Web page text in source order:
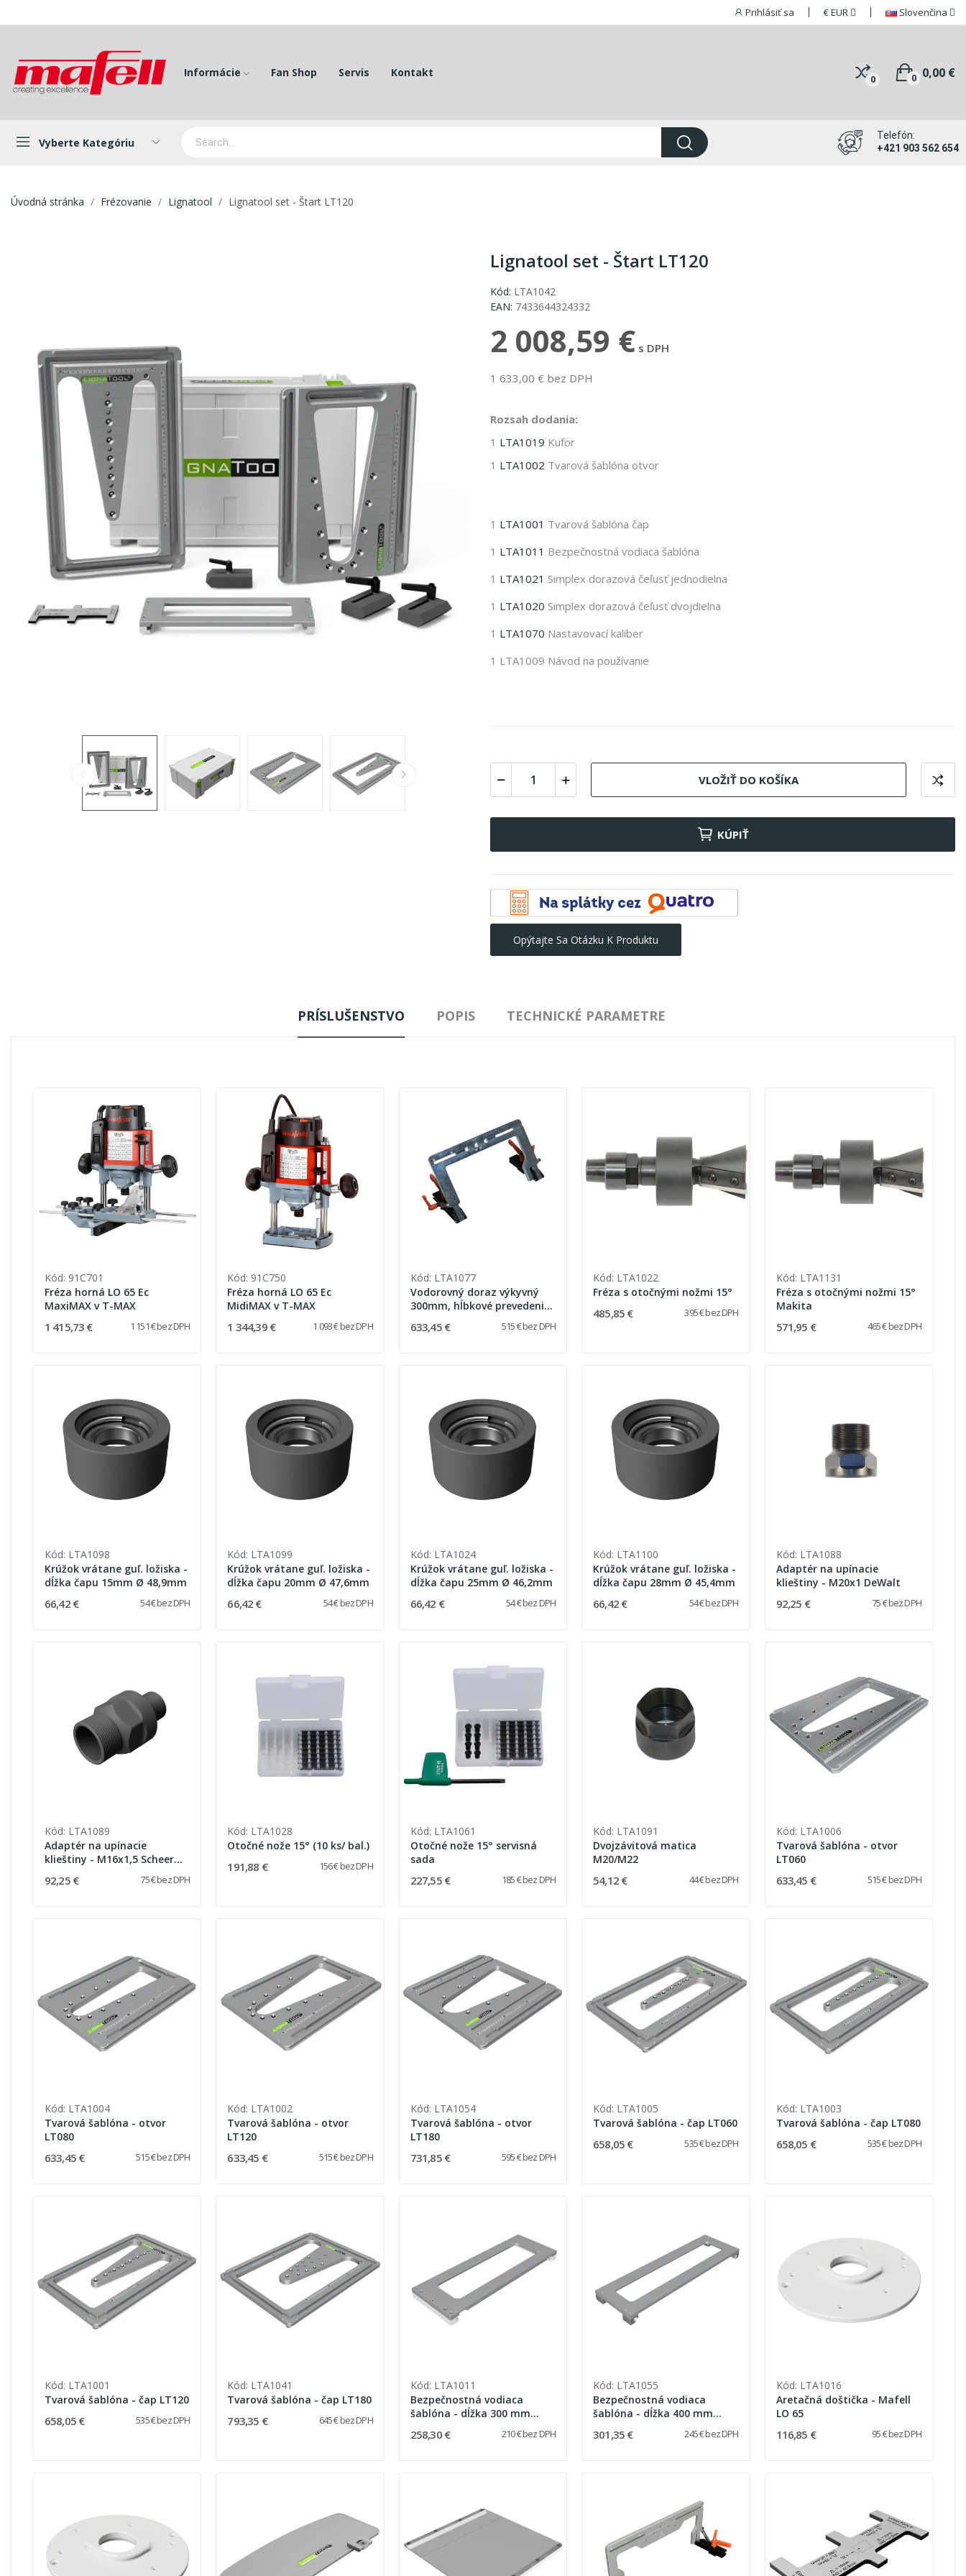
Prihlásiť sa €EUR Slovenčina
Informácie Fan Shop Servis Kontakt
0 0,00 €
0
Vyberte Kategóriu
Telefón:
+421 903 562 654
Úvodná stránka Frézovanie Lignatool Lignatool set - Štart LT120
Lignatool set - Štart LT120
Kód: LTA1042
EAN: 7433644324332
2 008,59 € s DPH
1 633,00 € bez DPH
Rozsah dodania:
1 LTA1019 Kufor
1 LTA1002 Tvarová šablóna otvor
1 LTA1001 Tvarová šablóna čap
1 LTA1011 Bezpečnostná vodiaca šablóna
1 LTA1021 Simplex dorazová čeľusť jednodielna
1 LTA1020 Simplex dorazová čeľusť dvojdielna
1 LTA1070 Nastavovací kaliber
1 LTA1009 Návod na používanie
VLOŽIŤ DO KOŠÍKA
KÚPIŤ
Opýtajte Sa Otázku K Produktu
PRÍSLUŠENSTVO POPIS TECHNICKÉ PARAMETRE
Kód: 91C701
Fréza horná LO 65 Ec
MaxiMAX v T-MAX
1 415,73 € 1 151 € bez DPH
Kód: 91C750
Fréza horná LO 65 Ec
MidiMAX v T-MAX
1 344,39 € 1 093 € bez DPH
Kód: LTA1077
Vodorovný doraz výkyvný
300mm, hĺbkové prevedenie
LT120)
633,45 € 515 € bez DPH
Kód: LTA1022
Fréza s otočnými nožmi 15°
485,85 € 395 € bez DPH
Kód: LTA1131
Fréza s otočnými nožmi 15°
Makita
571,95 € 465 € bez DPH
Kód: LTA1098
Krúžok vrátane guľ. ložiska -
dĺžka čapu 15mm Ø 48,9mm
66,42 € 54 € bez DPH
Kód: LTA1099
Krúžok vrátane guľ. ložiska -
dĺžka čapu 20mm Ø 47,6mm
66,42 € 54 € bez DPH
Kód: LTA1024
Krúžok vrátane guľ. ložiska -
dĺžka čapu 25mm Ø 46,2mm
66,42 € 54 € bez DPH
Kód: LTA1100
Krúžok vrátane guľ. ložiska -
dĺžka čapu 28mm Ø 45,4mm
66,42 € 54 € bez DPH
Kód: LTA1088
Adaptér na upínacie
klieštiny - M20x1 DeWalt
92,25 € 75 € bez DPH
Kód: LTA1089
Adaptér na upínacie
klieštiny - M16x1,5 Scheer
92,25 € 75 € bez DPH
Kód: LTA1028
Otočné nože 15° (10 ks/ bal.)
191,88 € 156 € bez DPH
Kód: LTA1061
Otočné nože 15° servisná
sada
227,55 € 185 € bez DPH
Kód: LTA1091
Dvojzávitová matica
M20/M22
54,12 € 44 € bez DPH
Kód: LTA1006
Tvarová šablóna - otvor
LT060
633,45 € 515 € bez DPH
Kód: LTA1004
Tvarová šablóna - otvor
LT080
633,45 € 515 € bez DPH
Kód: LTA1002
Tvarová šablóna - otvor
LT120
633,45 € 515 € bez DPH
Kód: LTA1054
Tvarová šablóna - otvor
LT180
731,85 € 595 € bez DPH
Kód: LTA1005
Tvarová šablóna - čap LT060
658,05 € 535 € bez DPH
Kód: LTA1003
Tvarová šablóna - čap LT080
658,05 € 535 € bez DPH
Kód: LTA1001
Tvarová šablóna - čap LT120
658,05 € 535 € bez DPH
Kód: LTA1041
Tvarová šablóna - čap LT180
793,35 € 645 € bez DPH
Kód: LTA1011
Bezpečnostná vodiaca
šablóna - dĺžka 300 mm
(LT060 / LT080 / LT120)
258,30 € 210 € bez DPH
Kód: LTA1055
Bezpečnostná vodiaca
šablóna - dĺžka 400 mm
301,35 € 245 € bez DPH
Kód: LTA1016
Aretačná doštička - Mafell
LO 65
116,85 € 95 € bez DPH